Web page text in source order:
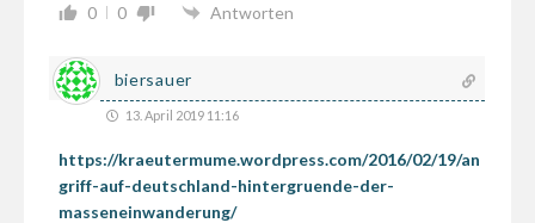
0 0 Antworten
biersauer
13. April 2019 11:16
https://kraeutermume.wordpress.com/2016/02/19/an
griff-auf-deutschland-hintergruende-der-
masseneinwanderung/